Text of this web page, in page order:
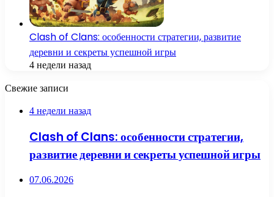
Clash of Clans: особенности стратегии, развитие
деревни и секреты успешной игры
4 недели назад
Свежие записи
4 недели назад
Clash of Clans: особенности стратегии,
развитие деревни и секреты успешной игры
07.06.2026